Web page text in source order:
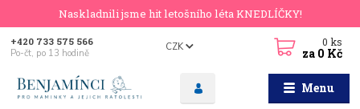
Naskladnili jsme hit letošního léta KNEDLÍČKY!
Menu
CZK
+420 733 575 566
Po-čt, po 13 hodině
0ks
za 0 Kč